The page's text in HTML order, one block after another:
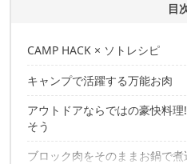
目
CAMP HACK × ソトレシピ
キャンプで活躍する万能お肉
包丁で叩けばあっという間に挽
アウトドアならではの豪快料
そう
ブロック肉をそのままお鍋で